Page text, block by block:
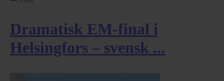
Dramatisk EM-final i
Helsingfors – svensk ...